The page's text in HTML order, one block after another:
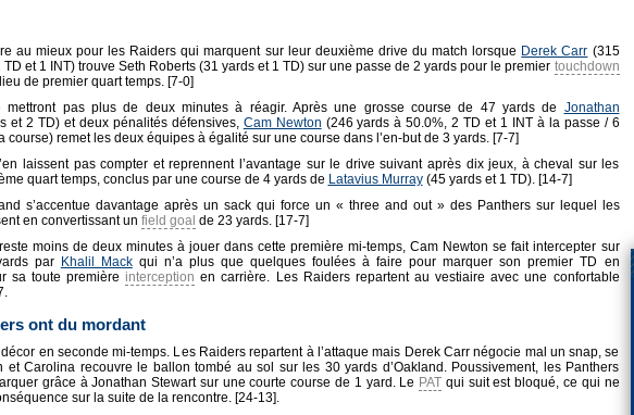
au mieux pour les Raiders qui marquent sur leur deuxième drive du match lorsque Derek Carr (315
et 1 INT) trouve Seth Roberts (31 yards et 1 TD) sur une passe de 2 yards pour le premier touchdown
de premier quart temps. [7-0]
mettront pas plus de deux minutes à réagir. Après une grosse course de 47 yards de Jonathan
et 2 TD) et deux pénalités défensives, Cam Newton (246 yards à 50.0%, 2 TD et 1 INT à la passe / 6
course) remet les deux équipes à égalité sur une course dans l’en-but de 3 yards. [7-7]
laissent pas compter et reprennent l’avantage sur le drive suivant après dix jeux, à cheval sur les
quart temps, conclus par une course de 4 yards de Latavius Murray(45 yards et 1 TD). [14-7]
s’accentue davantage après un sack qui force un « three and out » des Panthers sur lequel les
en convertissant un field goal de 23 yards. [17-7]
moins de deux minutes à jouer dans cette première mi-temps, Cam Newton se fait intercepter sur
par Khalil Mackqui n’a plus que quelques foulées à faire pour marquer son premier TD en
sa toute premièreinterception en carrière. Les Raiders repartent au vestiaire avec une confortable
ont du mordant
en seconde mi-temps. Les Raiders repartent à l’attaque mais Derek Carr négocie mal un snap, se
et Carolina recouvre le ballon tombé au sol sur les 30 yards d’Oakland. Poussivement, les Panthers
grâce à Jonathan Stewart sur une courte course de 1 yard. Le PAT qui suit est bloqué, ce qui ne
sur la suite de la rencontre. [24-13].